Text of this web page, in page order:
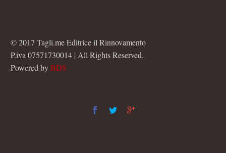
© 2017 Tagli.me Editrice il Rinnovamento
P.iva 07571730014 | All Rights Reserved.
Powered byBDS